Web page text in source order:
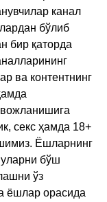
канал
бўлиб
бир қаторда
ва контентнинг
секс ҳамда 18+
Ёшларнинг
бўш
ўз
ёшлар орасида